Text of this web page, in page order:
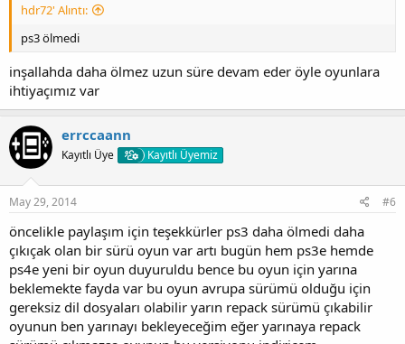
hdr72' Alıntı:
ps3 ölmedi
inşallahda daha ölmez uzun süre devam eder öyle oyunlara
ihtiyaçımız var
errccaann
Kayıtlı Üye Kayıtlı Üyemiz
May 29, 2014 #6
öncelikle paylaşım için teşekkürler ps3 daha ölmedi daha
çıkıçak olan bir sürü oyun var artı bugün hem ps3e hemde
ps4e yeni bir oyun duyuruldu bence bu oyun için yarına
beklemekte fayda var bu oyun avrupa sürümü olduğu için
gereksiz dil dosyaları olabilir yarın repack sürümü çıkabilir
oyunun ben yarınayı bekleyeceğim eğer yarınaya repack